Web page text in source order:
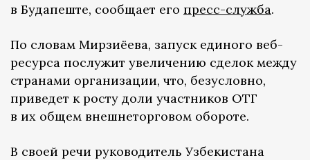
в Будапеште, сообщает его пресс-служба.
По словам Мирзиёева, запуск единого веб-
ресурса послужит увеличению сделок между
странами организации, что, безусловно,
приведет к росту доли участников ОТГ
в их общем внешнеторговом обороте.
В своей речи руководитель Узбекистана